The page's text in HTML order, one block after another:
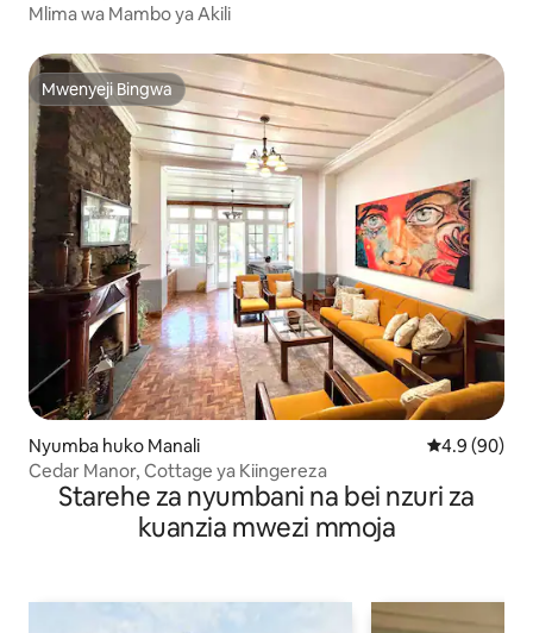
Mlima wa Mambo ya Akili
Mwenyeji Bingwa
Mwenyeji Bingwa
Nyumba huko Manali Ukadiriaji
4.9 (90)
Cedar Manor, Cottage ya Kiingereza
Starehe za nyumbani na bei nzuri za
kuanzia mwezi mmoja